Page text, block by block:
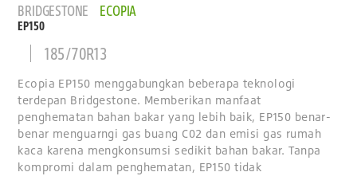
BRIDGESTONE ECOPIA
EP150
185/70R13
Ecopia EP150 menggabungkan beberapa teknologi
terdepan Bridgestone. Memberikan manfaat
penghematan bahan bakar yang lebih baik, EP150 benar-
benar menguarngi gas buang C02 dan emisi gas rumah
kaca karena mengkonsumsi sedikit bahan bakar. Tanpa
kompromi dalam penghematan, EP150 tidak